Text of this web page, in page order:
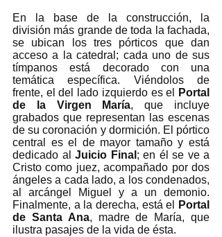
En la base de la construcción, la
división más grande de toda la fachada,
se ubican los tres pórticos que dan
acceso a la catedral; cada uno de sus
tímpanos está decorado con una
temática específica. Viéndolos de
frente, el del lado izquierdo es el
Portal
de la Virgen María, que incluye
grabados que representan las escenas
de su coronación y dormición. El pórtico
central es el de mayor tamaño y está
dedicado al Juicio Final ; en él se ve a
Cristo como juez, acompañado por dos
ángeles a cada lado, a los condenados,
al arcángel Miguel y a un demonio.
Finalmente, a la derecha, está el
Portal
de Santa Ana, madre de María, que
ilustra pasajes de la vida de ésta.